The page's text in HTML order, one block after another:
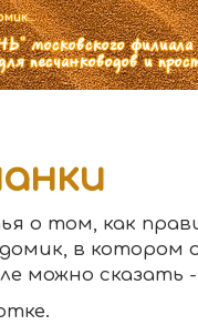
филиала
песчанководов и
о том, как
в
можно сказать -